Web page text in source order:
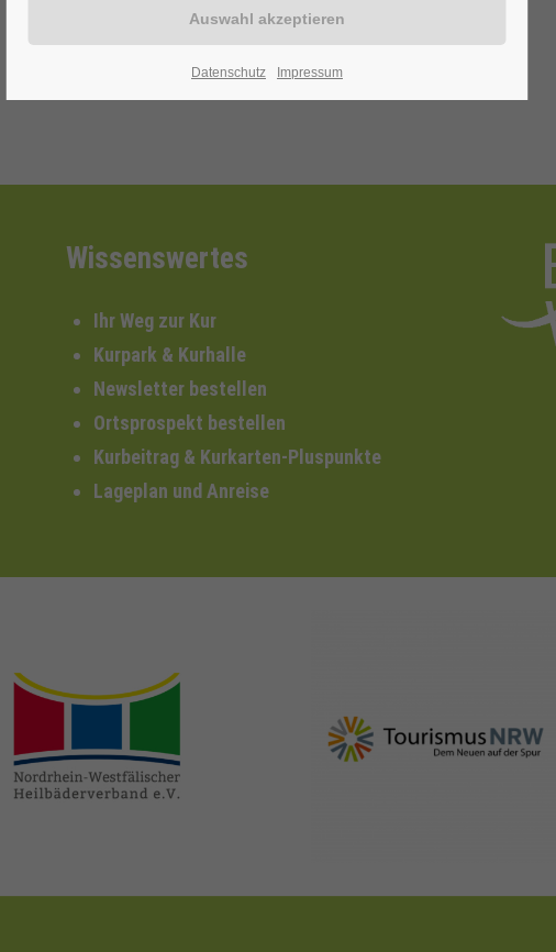
Wissenswertes
Ihr Weg zur Kur
Kurpark & Kurhalle
Newsletter bestellen
Ortsprospekt bestellen
Kurbeitrag & Kurkarten-Pluspunkte
Lageplan und Anreise
heilbaeder.de
nrw-tourismus.de
Datenschutz Impressum